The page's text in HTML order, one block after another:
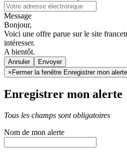
Message
Bonjour,
Voici une offre parue sur le site
intéresser.
A bientôt.
Annuler
× Fermer la fenêtre Enregistrer mon alerte
Enregistrer mon alerte
Tous les champs sont obligatoires
Nom de mon alerte